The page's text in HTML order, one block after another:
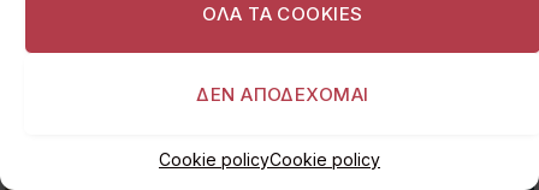
ΟΛΑ ΤΑ COOKIES
ΔΕΝ ΑΠΟΔΕΧΟΜΑΙ
Cookie policyCookie policy